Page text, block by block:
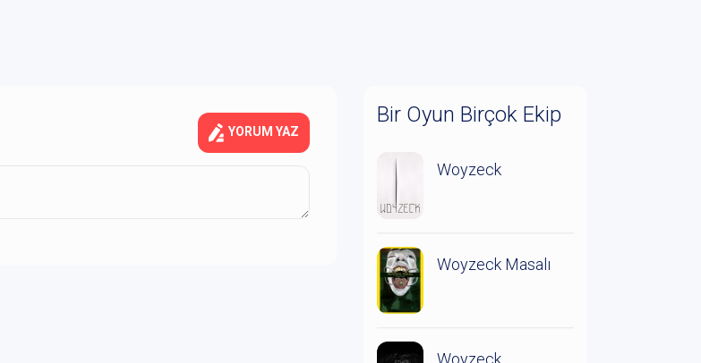
YORUM YAZ
Bir Oyun Birçok Ekip
Woyzeck
Woyzeck Masalı
Woyzeck